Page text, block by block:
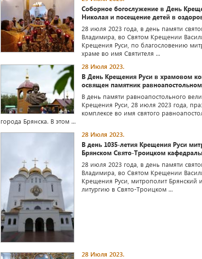
Соборное богослужение в День
Николая и посещение детей в
28 июля 2023 года, в день памяти
Владимира, во Святом Крещении
Крещения Руси, по благословению
храме во имя Святителя ...
28 Июля 2023.
В День Крещения Руси в храмовом
освящен памятник
В день памяти равноапостольного
Крещения Руси, 28 июля 2023 года,
комплексе во имя святого
города Брянска. В этом ...
28 Июля 2023.
В день 1035-летия Крещения Руси
Брянском Свято-Троицком
28 июля 2023 года, в день памяти
Владимира, во Святом Крещении
Крещения Руси, митрополит Брянский
литургию в Свято-Троицком ...
28 Июля 2023.